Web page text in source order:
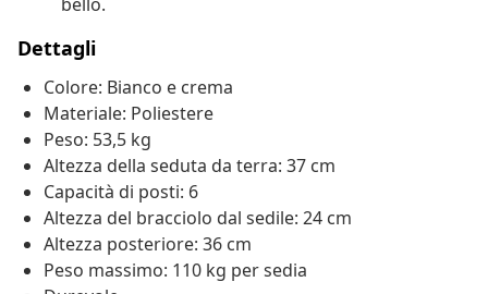
Dettagli
Colore: Bianco e crema
Materiale: Poliestere
Peso: 53,5 kg
Altezza della seduta da terra: 37 cm
Capacità di posti: 6
Altezza del bracciolo dal sedile: 24 cm
Altezza posteriore: 36 cm
Peso massimo: 110 kg per sedia